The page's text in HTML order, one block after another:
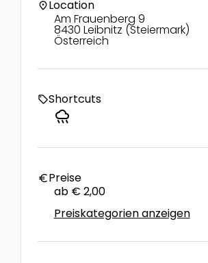
location_onLocation
Am Frauenberg 9
8430 Leibnitz (Steiermark)
Österreich
local_offerShortcuts
rainy
euroPreise
ab € 2,00
Preiskategorien anzeigen